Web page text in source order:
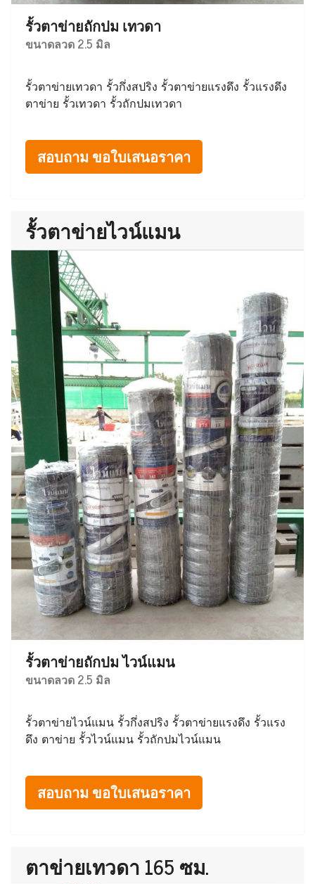
รั้วตาข่ายถักปม เทวดา
ขนาดลวด 2.5 มิล
รั้วตาข่ายเทวดา รั้วกึ่งสปริง รั้วตาข่ายแรงดึง รั้วแรงดึง
ตาข่าย รั้วเทวดา รั้วถักปมเทวดา
สอบถาม ขอใบเสนอราคา
รั้วตาข่ายไวน์แมน
รั้วตาข่ายถักปม ไวน์แมน
ขนาดลวด 2.5 มิล
รั้วตาข่ายไวน์แมน รั้วกึ่งสปริง รั้วตาข่ายแรงดึง รั้วแรง
ดึง ตาข่าย รั้วไวน์แมน รั้วถักปมไวน์แมน
สอบถาม ขอใบเสนอราคา
ตาข่ายเทวดา 165 ซม.